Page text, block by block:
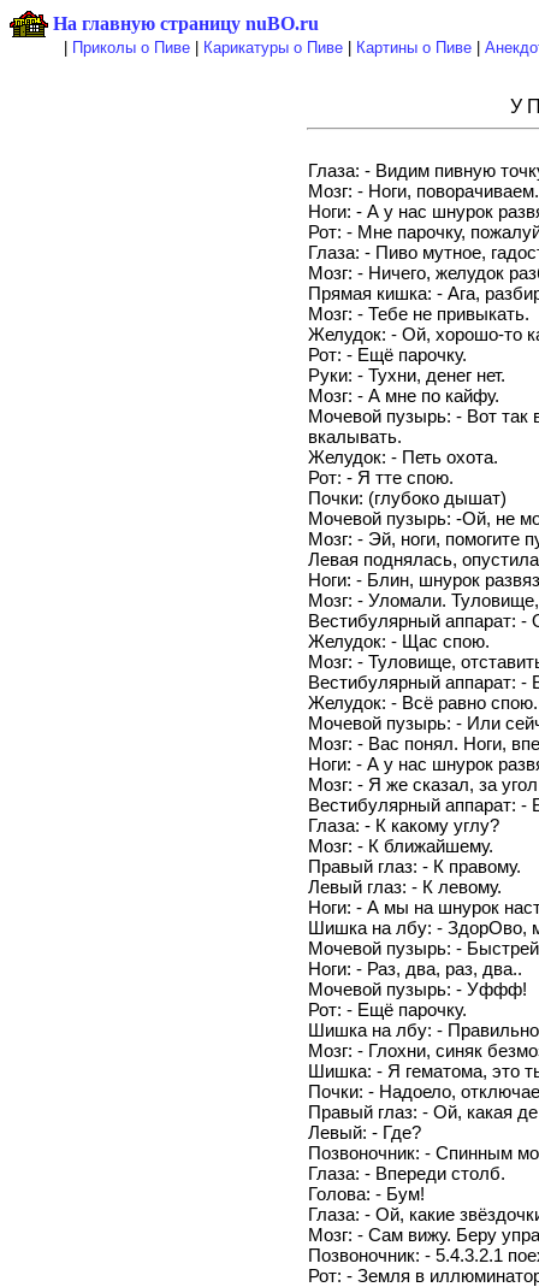
На главную страницу nuBO.ru
Приколы о Пиве| Карикатуры о Пиве| Картины о Пиве
У
Глаза: - Видим пивную
Мозг: - Ноги, поворачиваем.
Ноги: - А у нас шнурок
Рот: - Мне парочку,
Глаза: - Пиво мутное,
Мозг: - Ничего, желудок
Прямая кишка: - Ага,
Мозг: - Тебе не привыкать.
Желудок: - Ой, хорошо-то
Рот: - Ещё парочку.
Руки: - Тухни, денег нет.
Мозг: - А мне по кайфу.
Мочевой пузырь: - Вот так
вкалывать.
Желудок: - Петь охота.
Рот: - Я тте спою.
Почки: (глубоко дышат)
Мочевой пузырь: -Ой, не
Мозг: - Эй, ноги, помогите
Левая поднялась,
Ноги: - Блин, шнурок
Мозг: - Уломали.
Вестибулярный аппарат: -
Желудок: - Щас спою.
Мозг: - Туловище,
Вестибулярный аппарат: -
Желудок: - Всё равно спою.
Мочевой пузырь: - Или
Мозг: - Вас понял. Ноги,
Ноги: - А у нас шнурок
Мозг: - Я же сказал, за
Вестибулярный аппарат:
Глаза: - К какому углу?
Мозг: - К ближайшему.
Правый глаз: - К правому.
Левый глаз: - К левому.
Ноги: - А мы на шнурок
Шишка на лбу: - ЗдорОво,
Мочевой пузырь: -
Ноги: - Раз, два, раз, два..
Мочевой пузырь: - Уффф!
Рот: - Ещё парочку.
Шишка на лбу: -
Мозг: - Глохни, синяк
Шишка: - Я гематома, это
Почки: - Надоело,
Правый глаз: - Ой, какая
Левый: - Где?
Позвоночник: - Спинным
Глаза: - Впереди столб.
Голова: - Бум!
Глаза: - Ой, какие
Мозг: - Сам вижу. Беру
Позвоночник: - 5.4.3.2.1
Рот: - Земля в